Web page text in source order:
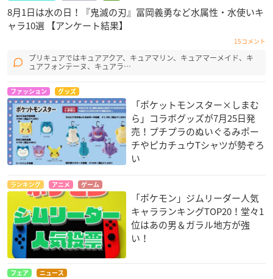
8月1日は水の日！『鬼滅の刃』冨岡義勇など水属性・水使いキ
ャラ10選 【アンケート結果】
15コメント
プリキュアではキュアアクア、キュアマリン、キュアマーメイド、キ
ュアフォンテーヌ、キュアラ…
ファッション グッズ
「ポケットモンスター×しまむ
ら」コラボグッズが7月25日発
売！プチプラのぬいぐるみポー
チやピカチュウTシャツが勢ぞろ
い
ランキング アニメ ゲーム
「ポケモン」ジムリーダー人気
キャラランキングTOP20！堂々1
位はあの男＆ガラル地方が強
い！
フェア ニュース